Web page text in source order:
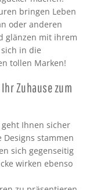
bringen Leben
oder anderen
glänzen mit ihrem
in die
tollen Marken!
Zuhause zum
Ihnen sicher
stammen
sich gegenseitig
wirken ebenso